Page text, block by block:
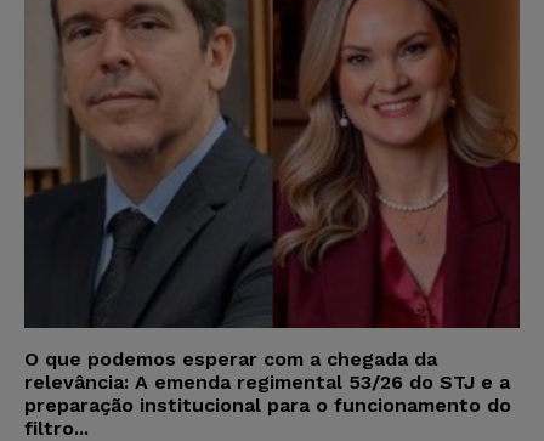
O que podemos esperar com a chegada da
relevância: A emenda regimental 53/26 do STJ e a
preparação institucional para o funcionamento do
filtro...